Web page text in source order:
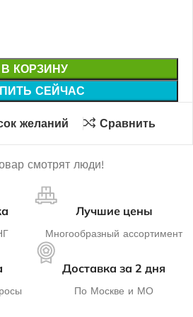
В КОРЗИНУ
СЕЙЧАС
желаний Сравнить
смотрят люди!
Лучшие цены
Многообразный ассортимент
Доставка за 2 дня
По Москве и МО